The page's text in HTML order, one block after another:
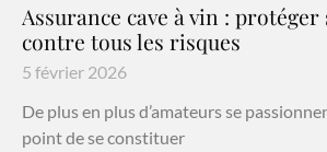
Assurance cave à vin :
contre tous les risques
5 février 2026
De plus en plus d’amateurs se
point de se constituer